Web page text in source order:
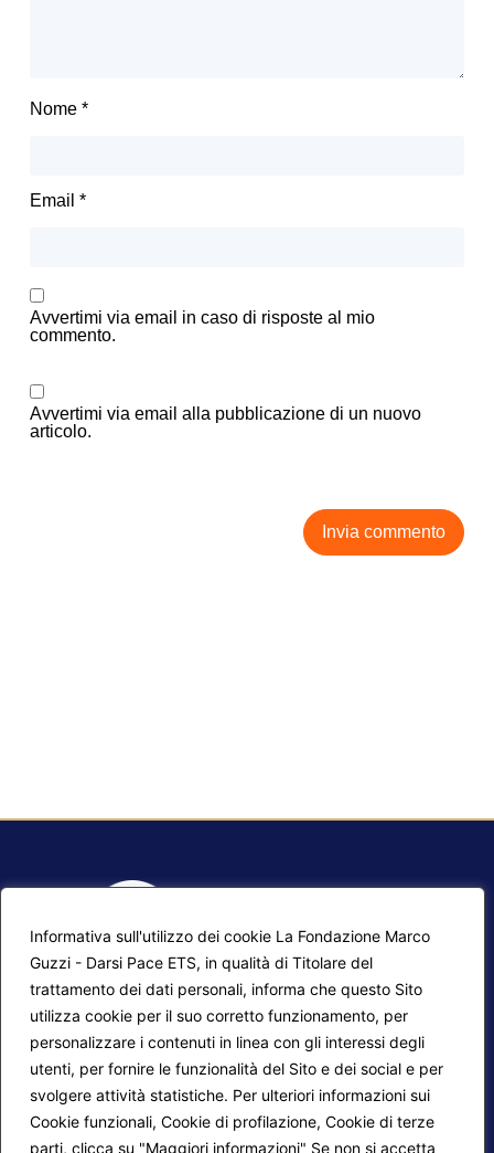
Informativa sull'utilizzo dei cookie La Fondazione Marco
Guzzi - Darsi Pace ETS, in qualità di Titolare del
trattamento dei dati personali, informa che questo Sito
utilizza cookie per il suo corretto funzionamento, per
personalizzare i contenuti in linea con gli interessi degli
utenti, per fornire le funzionalità del Sito e dei social e per
svolgere attività statistiche. Per ulteriori informazioni sui
Cookie funzionali, Cookie di profilazione, Cookie di terze
parti, clicca su "Maggiori informazioni" Se non si accetta
Nome *
Email *
Avvertimi via email in caso di risposte al mio
commento.
Avvertimi via email alla pubblicazione di un nuovo
articolo.
Mappa del sito
Progetti Darsi Pace
Calendario corsi
Privacy Policy